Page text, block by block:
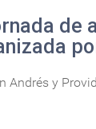
de
y